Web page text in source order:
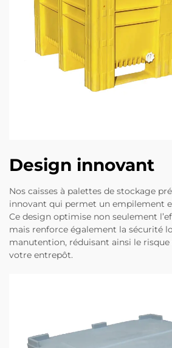
Design innovant
Nos caisses à palettes de stockage
innovant qui permet un empilement
Ce design optimise non seulement
mais renforce également la sécurité
manutention, réduisant ainsi le risque
votre entrepôt.